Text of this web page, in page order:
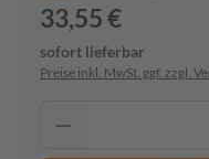
33,55 €
sofort lieferbar
Preise inkl. MwSt. ggf. zzgl.